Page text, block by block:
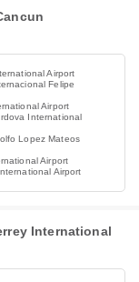
Airport
Felipe
Airport
International
Lopez Mateos
Airport
Airport
International